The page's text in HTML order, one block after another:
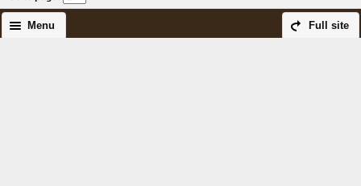
Full site
Menu